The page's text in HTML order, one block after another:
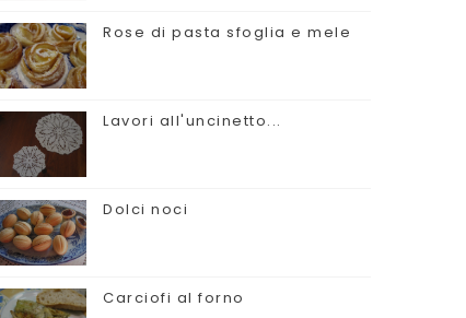
Rose di pasta sfoglia e mele
Lavori all'uncinetto...
Dolci noci
Carciofi al forno